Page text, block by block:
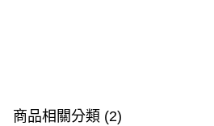
商品相關分類 (2)